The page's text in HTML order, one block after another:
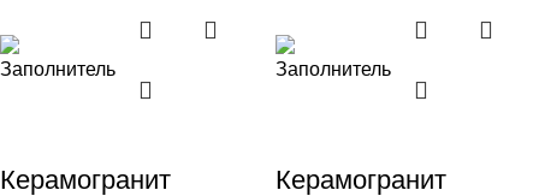
Керамогранит
Керамогранит